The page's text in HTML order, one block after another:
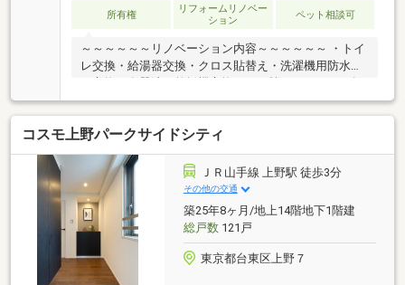
所有権
リフォームリノベー
ション
ペット相談可
～～～～～～リノベーション内容～～～～～～ ・トイ
レ交換・給湯器交換・クロス貼替え・洗濯機用防水パ
７月１４日完了）～～～～～～～～～～～～～～～～
～～～～～・耐震ドア枠・ダブルオートロック・宅配
ボックス・ペット飼育可（細則あり）
コスモ上野パークサイドシティ
ＪＲ山手線 上野駅 徒歩3分
その他の交通
築25年8ヶ月/地上14階地下1階建
総戸数121戸
東京都台東区上野７